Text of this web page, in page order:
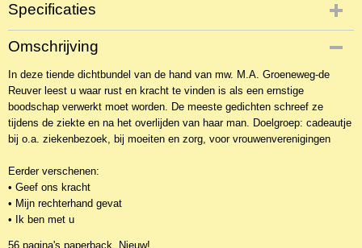
Specificaties
Productcode
NBKG-2850
EAN code
9789033631931
Omschrijving
In deze tiende dichtbundel van de hand van mw. M.A. Groeneweg-de
Reuver leest u waar rust en kracht te vinden is als een ernstige
boodschap verwerkt moet worden. De meeste gedichten schreef ze
tijdens de ziekte en na het overlijden van haar man. Doelgroep: cadeautje
bij o.a. ziekenbezoek, bij moeiten en zorg, voor vrouwenverenigingen
Eerder verschenen:
• Geef ons kracht
• Mijn rechterhand gevat
• Ik ben met u
56 pagina's paperback. Nieuw!